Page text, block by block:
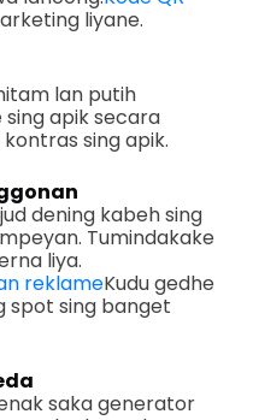
liyane.
lan putih
apik secara
sing apik.
dening kabeh sing
Tumindakake
liya.
reklameKudu gedhe
spot sing banget
saka generator